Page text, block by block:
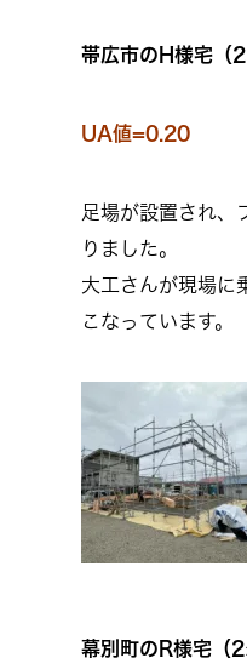
帯広市のH様宅（
UA値=0.20
足場が設置され、
りました。
大工さんが現場に
こなっています。
幕別町のR様宅（